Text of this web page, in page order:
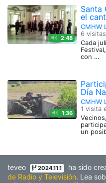
2:48
Santa
el
CMHW
6
Cada
con …
1:36
Día
CMHW
1 visita
un
teveo 2024.11.1 ha sido
de Radio y Televisión. Lea